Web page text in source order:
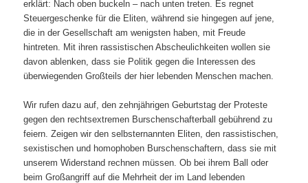
erklärt: Nach oben buckeln – nach unten treten. Es regnet
Steuergeschenke für die Eliten, während sie hingegen auf jene,
die in der Gesellschaft am wenigsten haben, mit Freude
hintreten. Mit ihren rassistischen Abscheulichkeiten wollen sie
davon ablenken, dass sie Politik gegen die Interessen des
überwiegenden Großteils der hier lebenden Menschen machen.
Wir rufen dazu auf, den zehnjährigen Geburtstag der Proteste
gegen den rechtsextremen Burschenschafterball gebührend zu
feiern. Zeigen wir den selbsternannten Eliten, den rassistischen,
sexistischen und homophoben Burschenschaftern, dass sie mit
unserem Widerstand rechnen müssen. Ob bei ihrem Ball oder
beim Großangriff auf die Mehrheit der im Land lebenden